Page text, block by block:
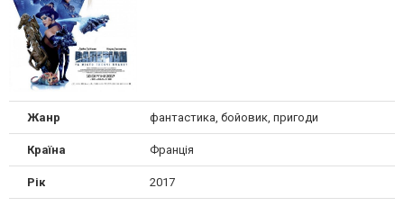
Жанр фантастика, бойовик, пригоди
Країна Франція
Рік 2017